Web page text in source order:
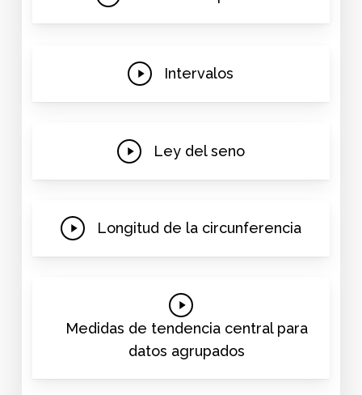
Play
Intervalos
Play
Ley del seno
Play
Longitud de la circunferencia
Play
Video
Medidas de tendencia central para
datos agrupados